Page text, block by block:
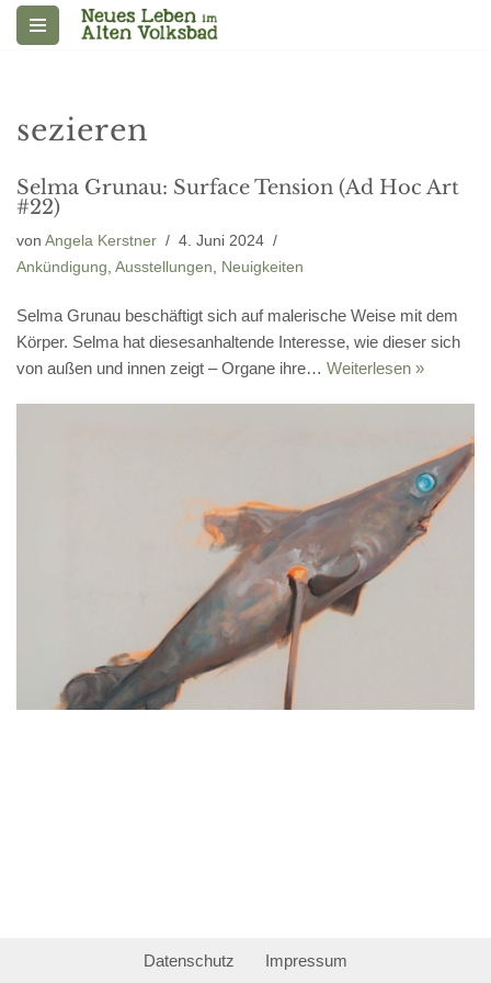
sezieren
Selma Grunau: Surface Tension (Ad Hoc Art
#22)
von Angela Kerstner
4. Juni 2024
Ankündigung, Ausstellungen, Neuigkeiten
Selma Grunau beschäftigt sich auf malerische Weise mit dem
Körper. Selma hat diesesanhaltende Interesse, wie dieser sich
von außen und innen zeigt – Organe ihre… Weiterlesen »
Datenschutz Impressum